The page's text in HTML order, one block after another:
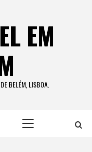
EM
BELÉM, LISBOA.